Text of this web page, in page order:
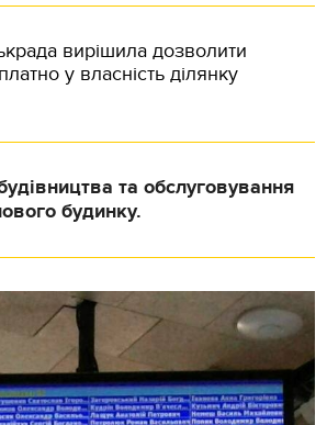
вирішила дозволити
у власність ділянку
та обслуговування
будинку.